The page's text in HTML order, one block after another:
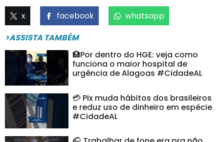
x facebook
whatsapp
>ASSISTA TAMBÉM
🏥Por dentro do HGE: veja como
funciona o maior hospital de
urgência de Alagoas #CidadeAL
💳 Pix muda hábitos dos brasileiros
e reduz uso de dinheiro em espécie
#CidadeAL